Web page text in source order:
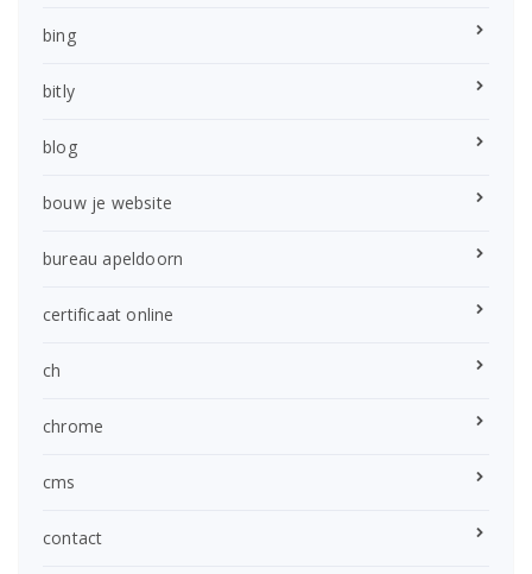
bing
bitly
blog
bouw je website
bureau apeldoorn
certificaat online
ch
chrome
cms
contact